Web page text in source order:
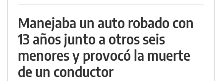
Manejaba un auto robado con
13 años junto a otros seis
menores y provocó la muerte
de un conductor